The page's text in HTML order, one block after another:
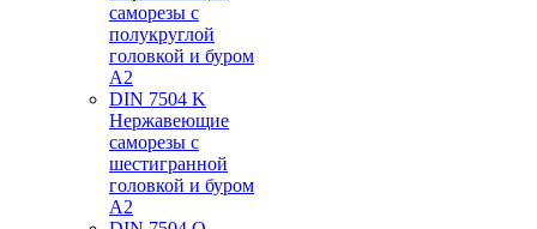
саморезы с
полукруглой
головкой и буром
А2
DIN 7504 K
Нержавеющие
саморезы с
шестигранной
головкой и буром
А2